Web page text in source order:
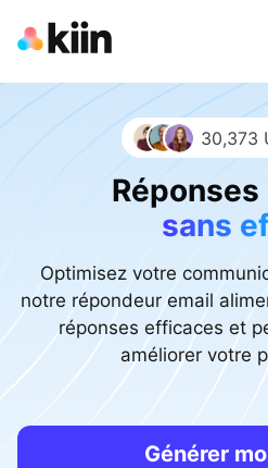
30,373
sans
Optimisez votre
notre répondeur email
réponses efficaces et
améliorer votre
Générer